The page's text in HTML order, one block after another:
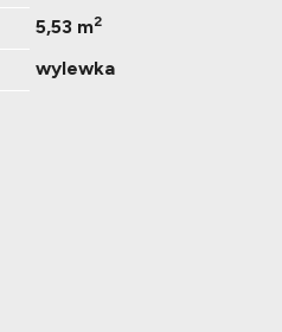
5,53 m2
wylewka